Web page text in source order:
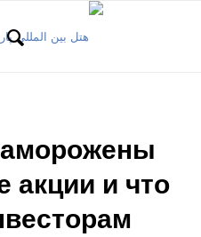
акции и что